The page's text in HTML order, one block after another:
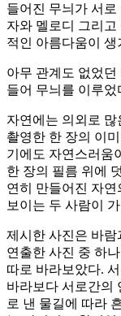
들어진 무늬가 서
자와 멜로디 그리
적인 아름다움이 생
아무 관계도 없었
들어 무늬를 이루었
자연에는 의외로
촬영한 한 장의 이
기에도 자연스러움
한 장의 필름 위에
연히 만들어진 자
보이는 두 사람이
제시한 사진은 바
연출한 사진 중 하
따로 바라보았다.
바라보다 서로간의
로 낸 물길에 따라